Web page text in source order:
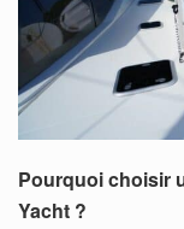
Pourquoi choisir
Yacht ?